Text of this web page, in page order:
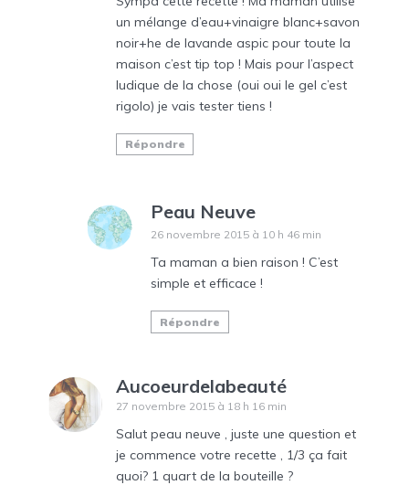
un mélange d’eau+vinaigre blanc+savon
noir+he de lavande aspic pour toute la
maison c’est tip top ! Mais pour l’aspect
ludique de la chose (oui oui le gel c’est
rigolo) je vais tester tiens !
Répondre
Peau Neuve
26 novembre 2015 à 10 h 46 min
Ta maman a bien raison ! C’est
simple et efficace !
Répondre
Aucoeurdelabeauté
27 novembre 2015 à 18 h 16 min
Salut peau neuve , juste une question et
je commence votre recette , 1/3 ça fait
quoi? 1 quart de la bouteille ?